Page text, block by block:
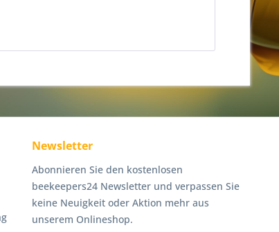
Newsletter
Abonnieren Sie den kostenlosen
beekeepers24 Newsletter und verpassen Sie
keine Neuigkeit oder Aktion mehr aus
unserem Onlineshop.